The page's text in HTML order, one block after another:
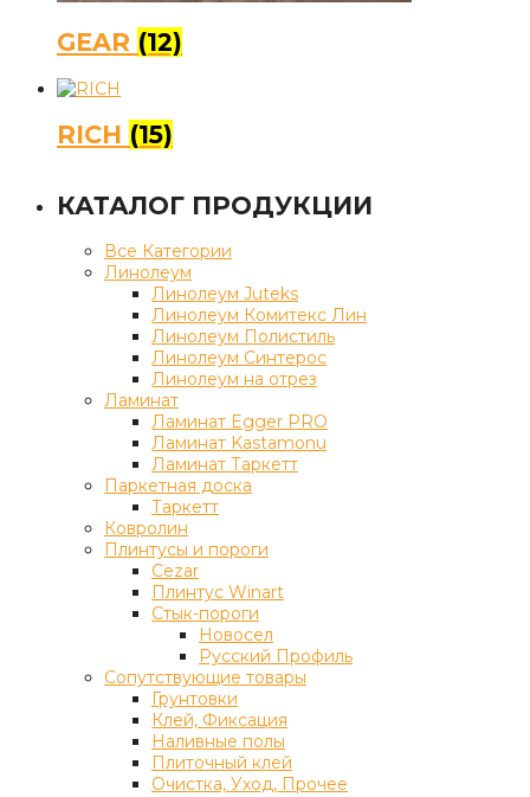
GEAR (12)
RICH (15)
КАТАЛОГ ПРОДУКЦИИ
Все Категории
Линолеум
Линолеум Juteks
Линолеум Комитекс Лин
Линолеум Полистиль
Линолеум Синтерос
Линолеум на отрез
Ламинат
Ламинат Egger PRO
Ламинат Kastamonu
Ламинат Таркетт
Паркетная доска
Таркетт
Ковролин
Плинтусы и пороги
Cezar
Плинтус Winart
Стык-пороги
Новосел
Русский Профиль
Сопутствующие товары
Грунтовки
Клей, Фиксация
Наливные полы
Плиточный клей
Очистка, Уход, Прочее